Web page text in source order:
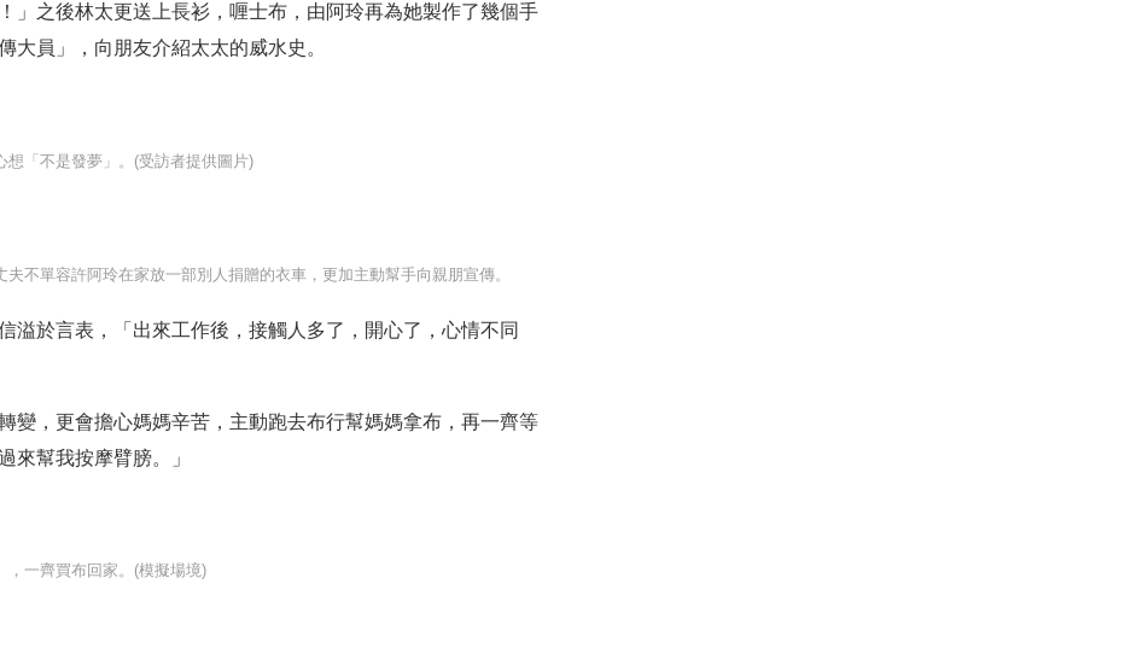
」之後林太更送上長衫，喱士布，由阿玲再為她製作了幾個手
大員」，向朋友介紹太太的威水史。
「不是發夢」。(受訪者提供圖片)
不單容許阿玲在家放一部別人捐贈的衣車，更加主動幫手向親朋宣傳。
溢於言表，「出來工作後，接觸人多了，開心了，心情不同
變，更會擔心媽媽辛苦，主動跑去布行幫媽媽拿布，再一齊等
來幫我按摩臂膀。」
，一齊買布回家。(模擬場境)